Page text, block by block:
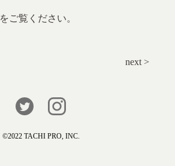
をご覧ください。
next >
©️2022 TACHI PRO, INC.